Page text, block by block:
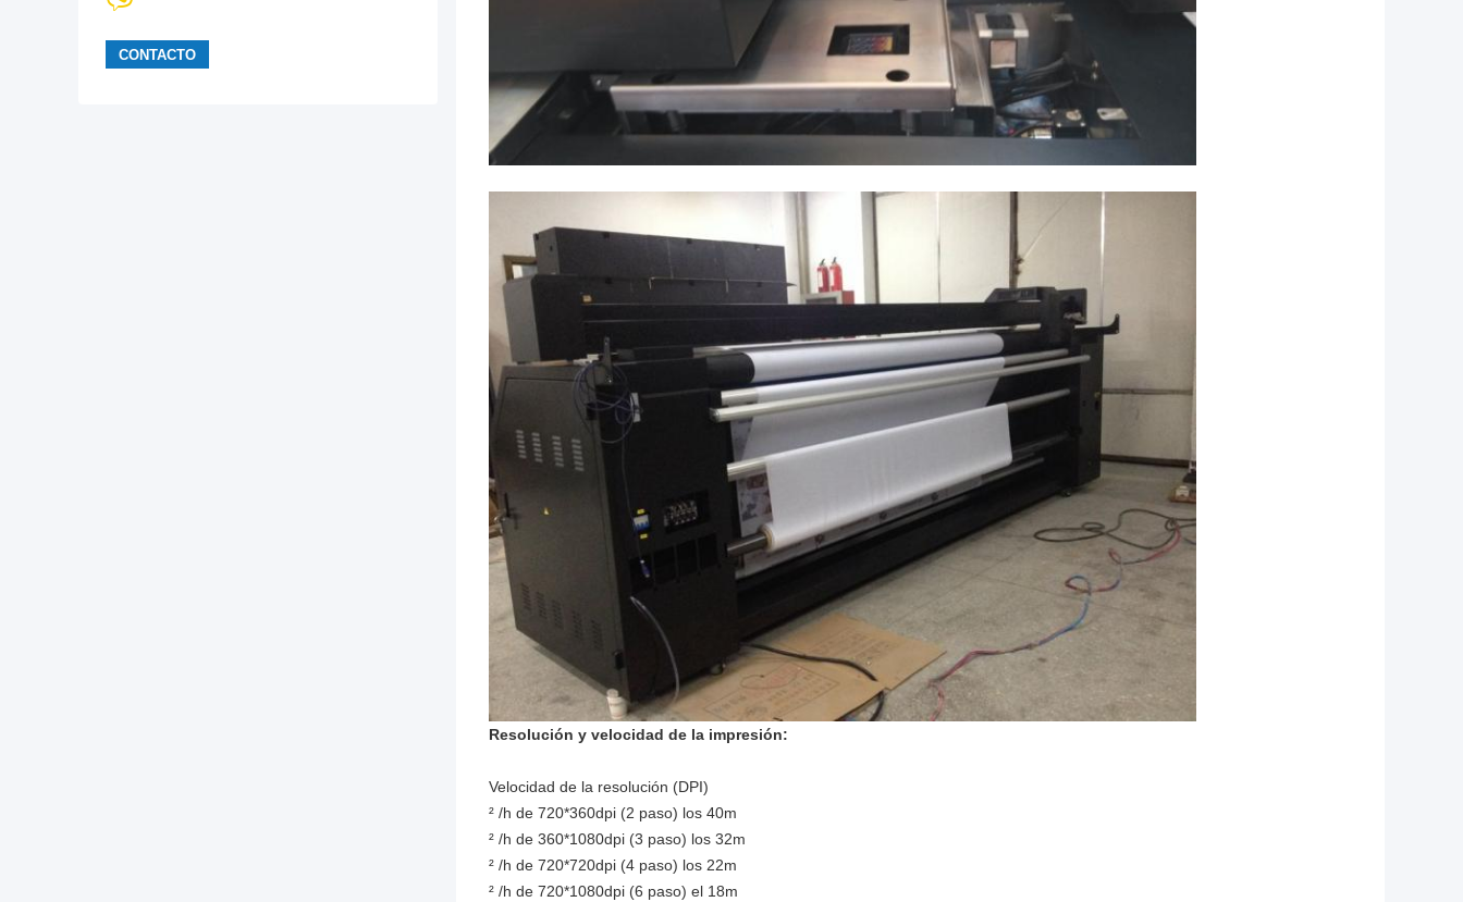
Resolución y velocidad de la impresión:
Velocidad de la resolución (DPI)
² /h de 720*360dpi (2 paso) los 40m
² /h de 360*1080dpi (3 paso) los 32m
² /h de 720*720dpi (4 paso) los 22m
² /h de 720*1080dpi (6 paso) el 18m